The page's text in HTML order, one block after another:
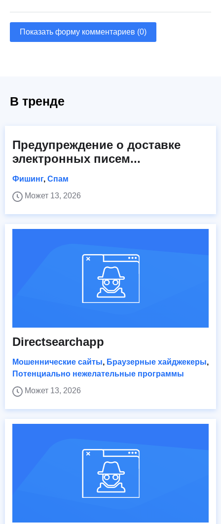
Показать форму комментариев (0)
В тренде
Предупреждение о доставке
электронных писем...
Фишинг, Спам
Может 13, 2026
Directsearchapp
Мошеннические сайты, Браузерные хайджекеры,
Потенциально нежелательные программы
Может 13, 2026